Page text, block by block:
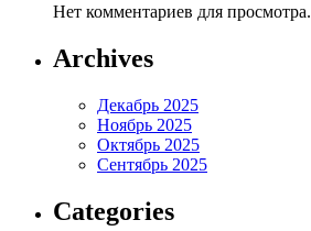
Нет комментариев для просмотра.
Archives
Декабрь 2025
Ноябрь 2025
Октябрь 2025
Сентябрь 2025
Categories